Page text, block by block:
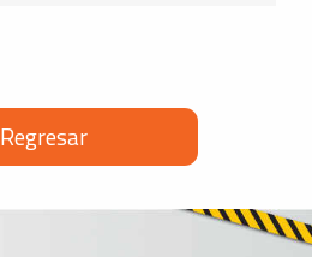
Regresar